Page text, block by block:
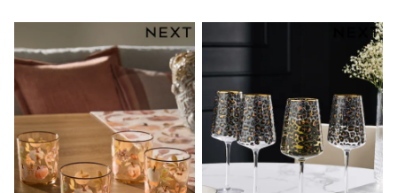
Coats & Jackets
Bags & accessories
Shirts
Shop All
Coats & Jackets
Bags
Polo Shirts
All Branded Schoolwear
adidas